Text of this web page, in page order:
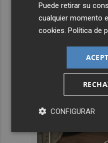
Puede retirar su
cualquier momento
cookies .Política de
CONFIGURAR